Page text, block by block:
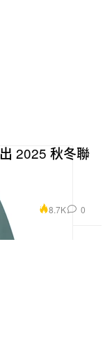
2025 秋冬聯
8.7K 0